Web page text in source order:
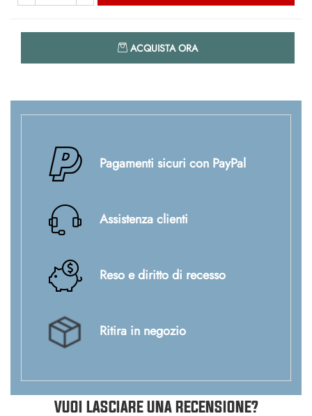
ACQUISTA ORA
Pagamenti sicuri con PayPal
Assistenza clienti
Reso e diritto di recesso
Ritira in negozio
VUOI LASCIARE UNA RECENSIONE?